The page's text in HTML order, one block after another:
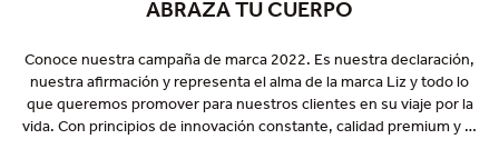
ABRAZA TU CUERPO
Conoce nuestra campaña de marca 2022. Es nuestra declaración,
nuestra afirmación y representa el alma de la marca Liz y todo lo
que queremos promover para nuestros clientes en su viaje por la
vida. Con principios de innovación constante, calidad premium y el